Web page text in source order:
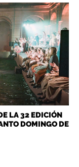
LA 32 EDICIÓN
DOMINGO DE